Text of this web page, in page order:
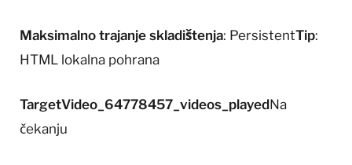
Maksimalno trajanje skladištenja: PersistentTip:
HTML lokalna pohrana
TargetVideo_64778457_videos_playedNa
čekanju